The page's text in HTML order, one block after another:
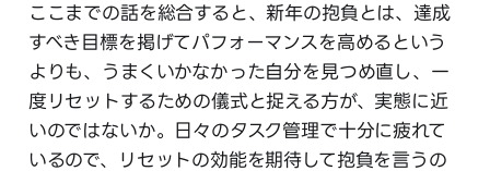
ここまでの話を総合すると、新年の抱負とは、達成
すべき目標を掲げてパフォーマンスを高めるという
よりも、うまくいかなかった自分を見つめ直し、一
度リセットするための儀式と捉える方が、実態に近
いのではないか。日々のタスク管理で十分に疲れて
いるので、リセットの効能を期待して抱負を言うの